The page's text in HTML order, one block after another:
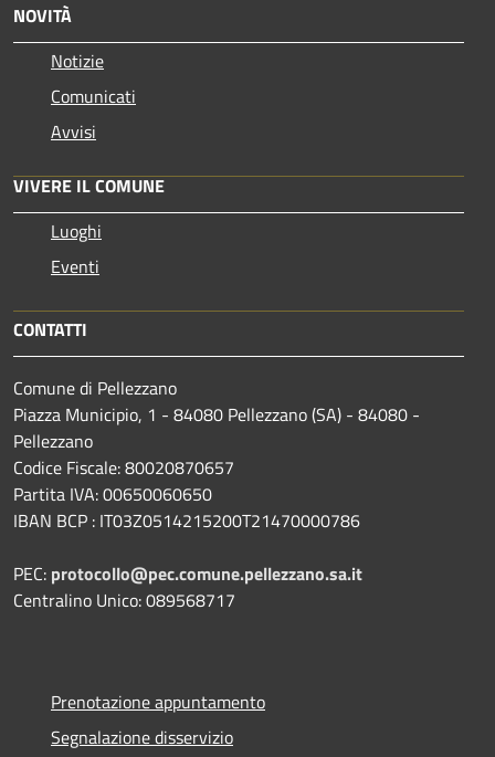
NOVITÀ
Notizie
Comunicati
Avvisi
VIVERE IL COMUNE
Luoghi
Eventi
CONTATTI
Comune di Pellezzano
Piazza Municipio, 1 - 84080 Pellezzano (SA) - 84080 -
Pellezzano
Codice Fiscale: 80020870657
Partita IVA: 00650060650
IBAN BCP : IT03Z0514215200T21470000786
PEC: protocollo@pec.comune.pellezzano.sa.it
Centralino Unico: 089568717
Prenotazione appuntamento
Segnalazione disservizio